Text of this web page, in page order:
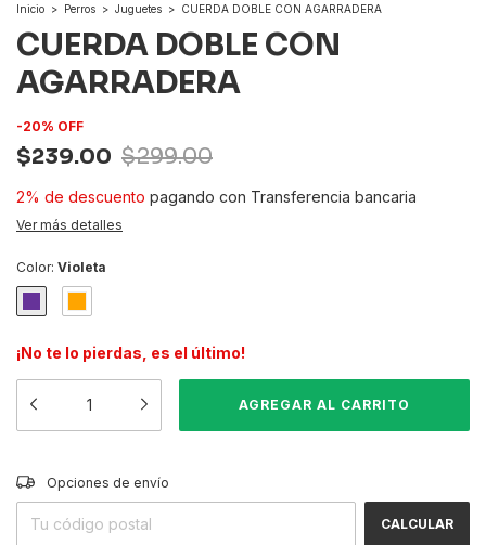
Inicio > Perros > Juguetes > CUERDA DOBLE CON AGARRADERA
CUERDA DOBLE CON
AGARRADERA
-20% OFF
$239.00 $299.00
2% de descuento pagando con Transferencia bancaria
Ver más detalles
Color: Violeta
¡No te lo pierdas, es el último!
Entregas para el CP:
Opciones de envío
CALCULAR